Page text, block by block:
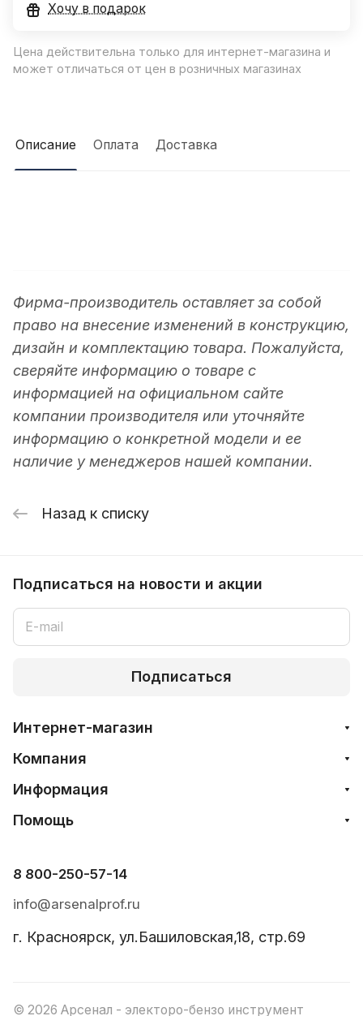
Хочу в подарок
Цена действительна только для интернет-магазина и
может отличаться от цен в розничных магазинах
Описание Оплата Доставка
Фирма-производитель оставляет за собой
право на внесение изменений в конструкцию,
дизайн и комплектацию товара. Пожалуйста,
сверяйте информацию о товаре с
информацией на официальном сайте
компании производителя или уточняйте
информацию о конкретной модели и ее
наличие у менеджеров нашей компании.
Назад к списку
Подписаться на новости и акции
Подписаться
Интернет-магазин
Компания
Информация
Помощь
8 800-250-57-14
info@arsenalprof.ru
г. Красноярск, ул.Башиловская,18, стр.69
© 2026 Арсенал - электоро-бензо инструмент